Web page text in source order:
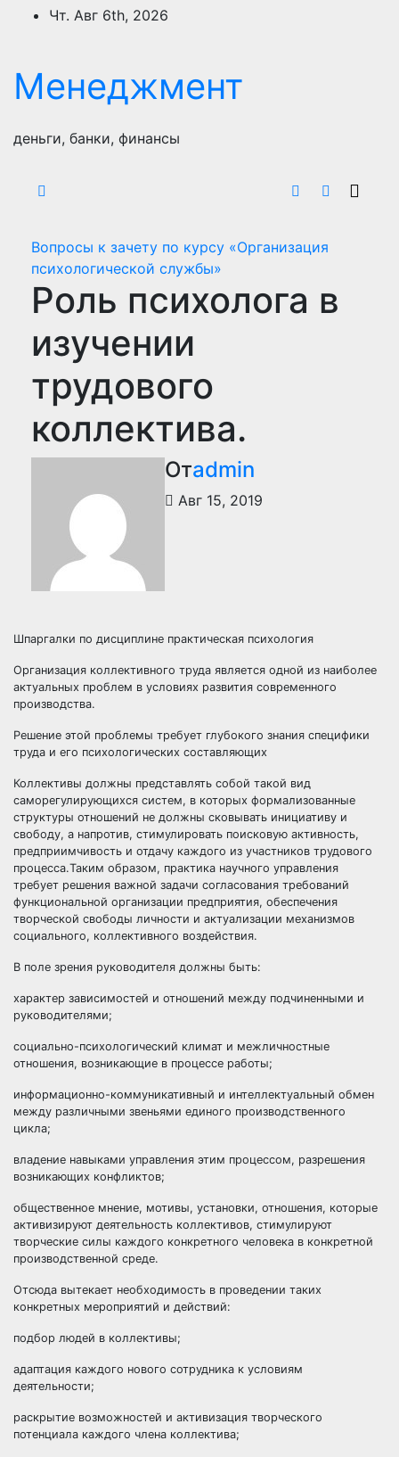
ПерейтиЧт. Авг 6th, 2026
Менеджмент
деньги, банки, финансы
Вопросы к зачету по курсу «Организация
психологической службы»
Роль психолога в
изучении
трудового
коллектива.
Отadmin
Авг 15, 2019
Шпаргалки по дисциплине практическая психология
Организация коллективного труда является одной из наиболее
актуальных проблем в условиях развития современного
производства.
Решение этой проблемы требует глубокого знания специфики
труда и его психологических составляющих
Коллективы должны представлять собой такой вид
саморегулирующихся систем, в которых формализованные
структуры отношений не должны сковывать инициативу и
свободу, а напротив, стимулировать поисковую активность,
предприимчивость и отдачу каждого из участников трудового
процесса.Таким образом, практика научного управления
требует решения важной задачи согласования требований
функциональной организации предприятия, обеспечения
творческой свободы личности и актуализации механизмов
социального, коллективного воздействия.
В поле зрения руководителя должны быть:
характер зависимостей и отношений между подчиненными и
руководителями;
социально-психологический климат и межличностные
отношения, возникающие в процессе работы;
информационно-коммуникативный и интеллектуальный обмен
между различными звеньями единого производственного
цикла;
владение навыками управления этим процессом, разрешения
возникающих конфликтов;
общественное мнение, мотивы, установки, отношения, которые
активизируют деятельность коллективов, стимулируют
творческие силы каждого конкретного человека в конкретной
производственной среде.
Отсюда вытекает необходимость в проведении таких
конкретных мероприятий и действий:
подбор людей в коллективы;
адаптация каждого нового сотрудника к условиям
деятельности;
раскрытие возможностей и активизация творческого
потенциала каждого члена коллектива;